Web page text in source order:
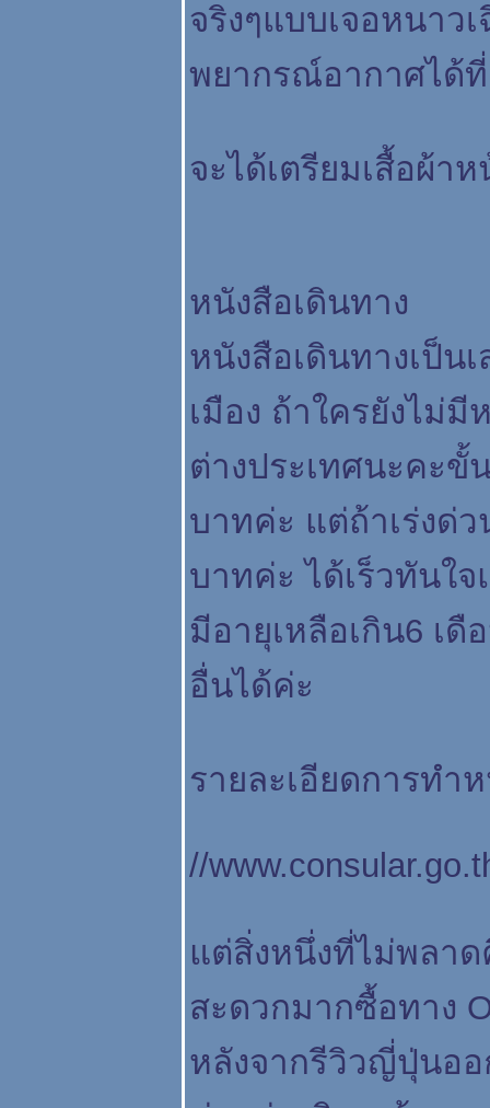
จริงๆแบบเจอหนาว
พยากรณ์อากาศได้ที่
จะได้เตรียมเสื้อผ้า
หนังสือเดินทาง
หนังสือเดินทางเป็น
เมือง ถ้าใครยังไม่
ต่างประเทศนะคะขั้
บาทค่ะ แต่ถ้าเร่งด่
บาทค่ะ ได้เร็วทันใ
มีอายุเหลือเกิน6 เดื
อื่นได้ค่ะ
รายละเอียดการทำ
//
ต่สิ่งหนึ่งที่ไม่พลาด
สะดวกมากซื้อทาง
หลังจากรีวิวญี่ปุ่นอ